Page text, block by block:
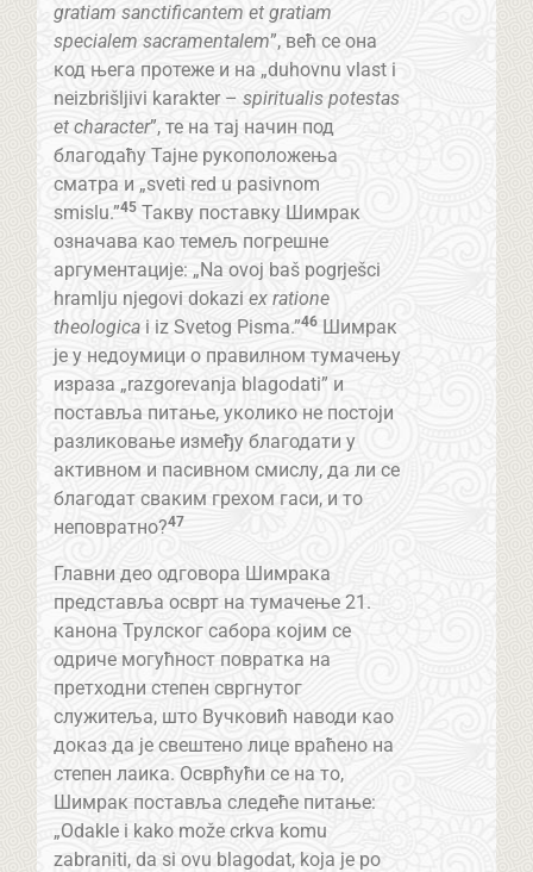
gratiam sanctificantem et gratiam
specialem sacramentalem”, већ се она
код њега протеже и на „duhovnu vlast i
neizbrišljivi karakter – spiritualis potestas
et character”, те на тај начин под
благодаћу Тајне рукоположења
сматра и „sveti red u pasivnom
smislu.”45Такву поставку Шимрак
означава као темељ погрешне
аргументације: „Na ovoj baš pogrješci
hramlju njegovi dokazi ex ratione
theologicai iz Svetog Pisma.”46Шимрак
је у недоумици о правилном тумачењу
израза „razgorevanja blagodati” и
поставља питање, уколико не постоји
разликовање између благодати у
активном и пасивном смислу, да ли се
благодат сваким грехом гаси, и то
неповратно?47
Главни део одговора Шимрака
представља осврт на тумачење 21.
канона Трулског сабора којим се
одриче могућност повратка на
претходни степен свргнутог
служитеља, што Вучковић наводи као
доказ да је свештено лице враћено на
степен лаика. Осврћући се на то,
Шимрак поставља следеће питање:
„Odakle i kako može crkva komu
zabraniti, da si ovu blagodat, koja je po